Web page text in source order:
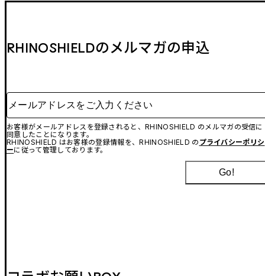
RHINOSHIELDのメルマガの申込
メールアドレスをご入力ください
お客様がメールアドレスを登録されると、RHINOSHIELD のメルマガの受信に
同意したことになります。
RHINOSHIELD はお客様の登録情報を、RHINOSHIELD の プライバシーポリシ
ーに従って管理しております。
Go!